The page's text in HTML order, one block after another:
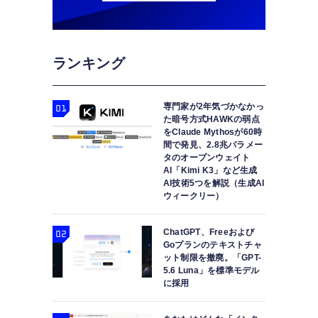
ランキング
専門家が2年気づかなかっ
た暗号方式HAWKの弱点
をClaude Mythosが60時
間で発見、2.8兆パラメー
タのオープンウェイト
AI「Kimi K3」など生成
AI技術5つを解説（生成AI
ウィークリー）
ChatGPT、Freeおよび
Goプランのテキストチャ
ット制限を撤廃。「GPT-
5.6 Luna」を標準モデル
に採用